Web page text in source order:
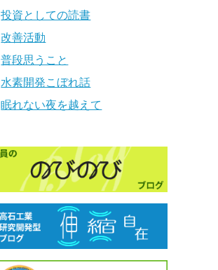
投資としての読書
改善活動
普段思うこと
水素開発こぼれ話
眠れない夜を越えて